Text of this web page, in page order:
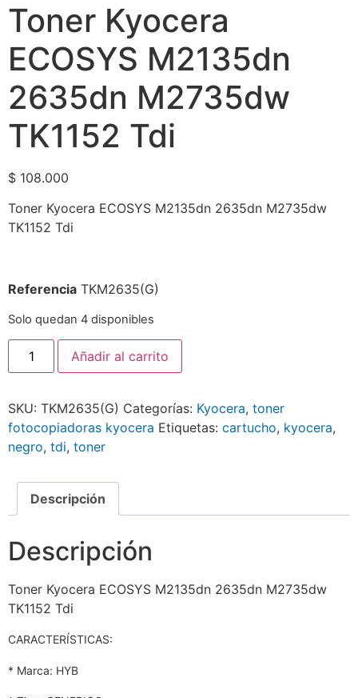
Toner Kyocera
ECOSYS M2135dn
2635dn M2735dw
TK1152 Tdi
$ 108.000
Toner Kyocera ECOSYS M2135dn 2635dn M2735dw
TK1152 Tdi
Referencia TKM2635(G)
Solo quedan 4 disponibles
Añadir al carrito
SKU: TKM2635(G) Categorías: Kyocera, toner
fotocopiadoras kyocera Etiquetas: cartucho, kyocera,
negro, tdi, toner
Descripción
Descripción
Toner Kyocera ECOSYS M2135dn 2635dn M2735dw
TK1152 Tdi
CARACTERÍSTICAS:
* Marca: HYB